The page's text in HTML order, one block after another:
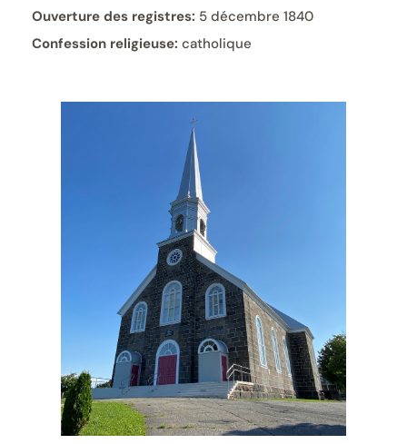
Ouverture des registres: 5 décembre 1840
Confession religieuse: catholique